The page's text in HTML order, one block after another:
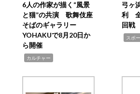
6人の作家が描く“風景
と猫”の共演 歌舞伎座
そばのギャラリー
YOHAKUで8月20日か
ら開催
カルチャー
弓ヶ
利 全
回戦
スポ